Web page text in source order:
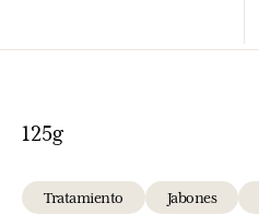
125g
Tratamiento Jabones